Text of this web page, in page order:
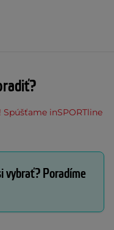
inSPORTline
vybrať? Poradíme